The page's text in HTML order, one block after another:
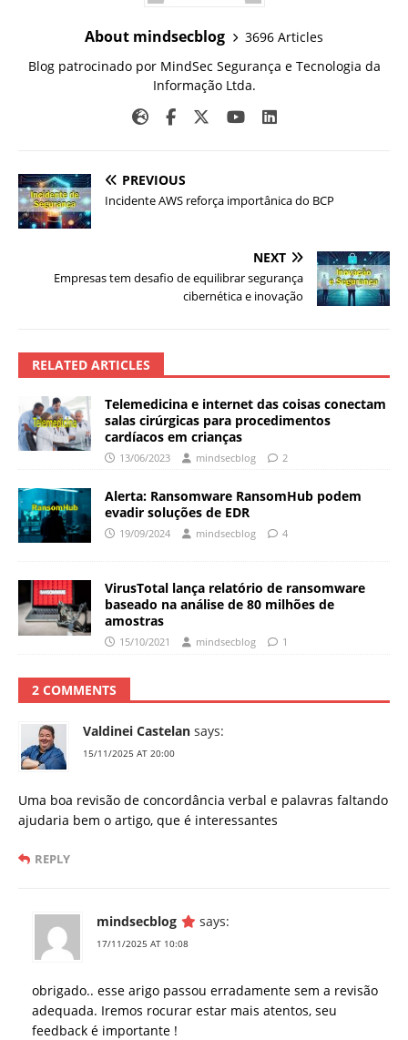
About mindsecblog
3696 Articles
Blog patrocinado por MindSec Segurança e Tecnologia da
Informação Ltda.
PREVIOUS
Incidente AWS reforça importânica do BCP
NEXT
Empresas tem desafio de equilibrar segurança
cibernética e inovação
RELATED ARTICLES
Telemedicina e internet das coisas conectam
salas cirúrgicas para procedimentos
cardíacos em crianças
13/06/2023 mindsecblog 2
Alerta: Ransomware RansomHub podem
evadir soluções de EDR
19/09/2024 mindsecblog 4
VirusTotal lança relatório de ransomware
baseado na análise de 80 milhões de
amostras
15/10/2021 mindsecblog 1
2 COMMENTS
Valdinei Castelan says:
15/11/2025 AT 20:00
Uma boa revisão de concordância verbal e palavras faltando
ajudaria bem o artigo, que é interessantes
REPLY
mindsecblog says:
17/11/2025 AT 10:08
obrigado.. esse arigo passou erradamente sem a revisão
adequada. Iremos rocurar estar mais atentos, seu
feedback é importante !